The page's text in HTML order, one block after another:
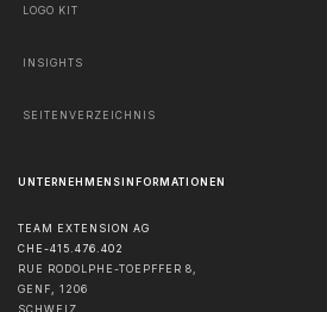
LOGO KIT
INSIGHTS
SEITENVERZEICHNIS
UNTERNEHMENSINFORMATIONEN
TEAM EXTENSION AG
CHE-415.476.402
RUE RODOLPHE-TOEPFFER 8,
GENF, 1206